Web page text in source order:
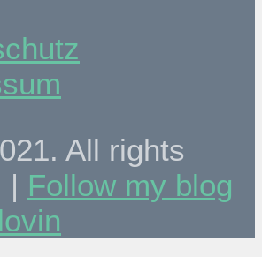
All rights
| Follow my blog